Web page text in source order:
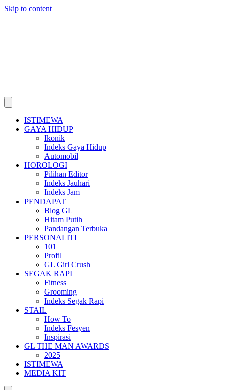
Skip to content
ISTIMEWA
GAYA HIDUP
Ikonik
Indeks Gaya Hidup
Automobil
HOROLOGI
Pilihan Editor
Indeks Jauhari
Indeks Jam
PENDAPAT
Blog GL
Hitam Putih
Pandangan Terbuka
PERSONALITI
101
Profil
GL Girl Crush
SEGAK RAPI
Fitness
Grooming
Indeks Segak Rapi
STAIL
How To
Indeks Fesyen
Inspirasi
GL THE MAN AWARDS
2025
ISTIMEWA
MEDIA KIT